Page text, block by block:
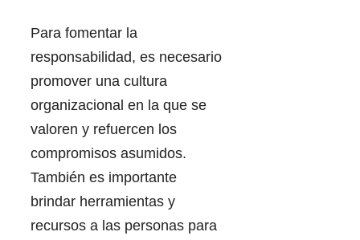
Para fomentar la
responsabilidad, es necesario
promover una cultura
organizacional en la que se
valoren y refuercen los
compromisos asumidos.
También es importante
brindar herramientas y
recursos a las personas para